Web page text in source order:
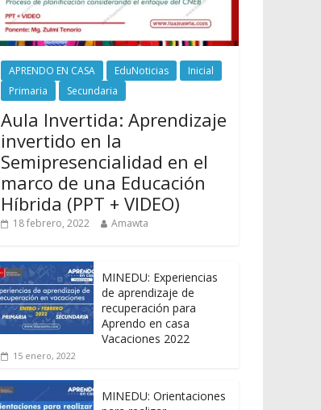
APRENDO EN CASA EduNoticias
Inicial
Primaria
Secundaria
Aula Invertida: Aprendizaje
invertido en la
Semipresencialidad en el
marco de una Educación
Híbrida (PPT + VIDEO)
18 febrero, 2022 Amawta
MINEDU: Experiencias
de aprendizaje de
recuperación para
Aprendo en casa
Vacaciones 2022
15 enero, 2022
MINEDU: Orientaciones